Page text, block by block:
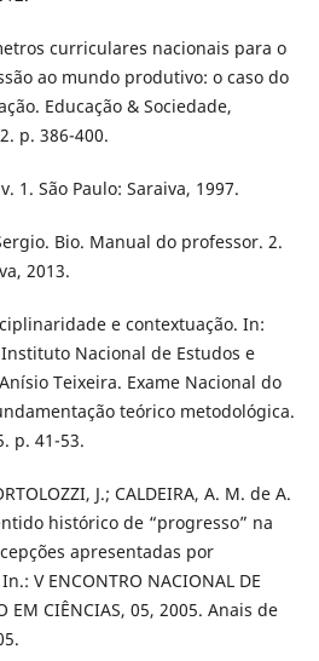
curriculares nacionais para o
ao mundo produtivo: o caso do
Educação & Sociedade,
p. 386-400.
1. São Paulo: Saraiva, 1997.
Bio. Manual do professor. 2.
2013.
e contextuação. In:
Nacional de Estudos e
Teixeira. Exame Nacional do
teórico metodológica.
p. 41-53.
J.; CALDEIRA, A. M. de A.
histórico de “progresso” na
apresentadas por
V ENCONTRO NACIONAL DE
EM CIÊNCIAS, 05, 2005. Anais de